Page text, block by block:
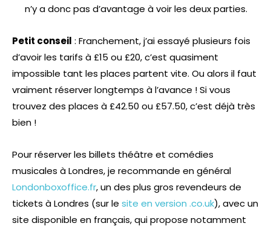
n’y a donc pas d’avantage à voir les deux parties.
Petit conseil : Franchement, j’ai essayé plusieurs fois
d’avoir les tarifs à £15 ou £20, c’est quasiment
impossible tant les places partent vite. Ou alors il faut
vraiment réserver longtemps à l’avance ! Si vous
trouvez des places à £42.50 ou £57.50, c’est déjà très
bien !
Pour réserver les billets théâtre et comédies
musicales à Londres, je recommande en général
Londonboxoffice.fr, un des plus gros revendeurs de
tickets à Londres (sur le site en version .co.uk), avec un
site disponible en français, qui propose notamment